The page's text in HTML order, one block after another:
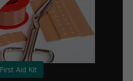
First Aid Kit